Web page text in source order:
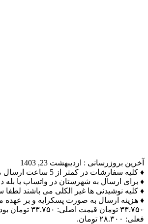
آخرین بروزرسانی : اردیبهشت 23, 1403
♦ کلیه سفارشات در کمتر از 5 ساعت ارسال میگردد.
♦ برای ارسال به شهرستان در واتساپ یا بله
♦ کلیه نوشیدنی ها غیر الکلی می باشند لطفا
♦ هزینه ارسال به صورت پسکرایه و بر
۳۳.۷۵۰ تومان قیمت اصلی: ۳۳.۷۵۰ تومان بود.
فعلی: ۲۸.۳۰۰ تومان.